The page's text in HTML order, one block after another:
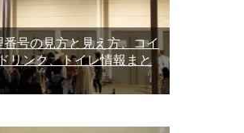
号の見方と見え方、コイ
リンク、トイレ情報まと